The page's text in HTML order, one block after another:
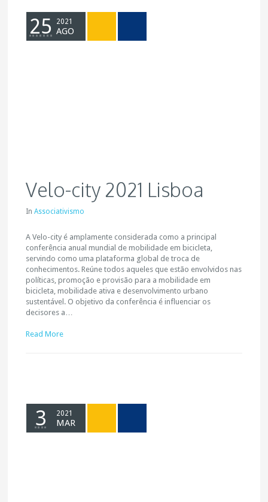
25 2021
AGO
Velo-city 2021 Lisboa
InAssociativismo
A Velo-city é amplamente considerada como a principal
conferência anual mundial de mobilidade em bicicleta,
servindo como uma plataforma global de troca de
conhecimentos. Reúne todos aqueles que estão envolvidos nas
políticas, promoção e provisão para a mobilidade em
bicicleta, mobilidade ativa e desenvolvimento urbano
sustentável. O objetivo da conferência é influenciar os
decisores a…
Read More
3 2021
MAR